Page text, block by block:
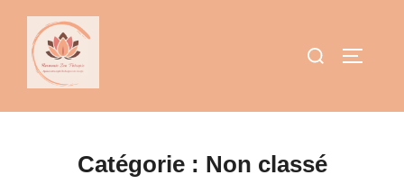
Aller
contenu
Rechercher :
Catégorie : Non classé